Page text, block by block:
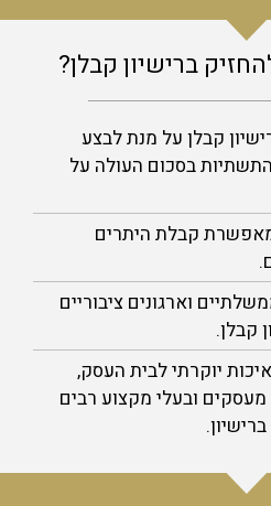
ברישיון קבלן?
קבלן על מנת לבצע
בסכום העולה על
קבלת היתרים
וארגונים ציבוריים
קבלן.
יוקרתי לבית העסק,
מעסקים ובעלי מקצוע רבים